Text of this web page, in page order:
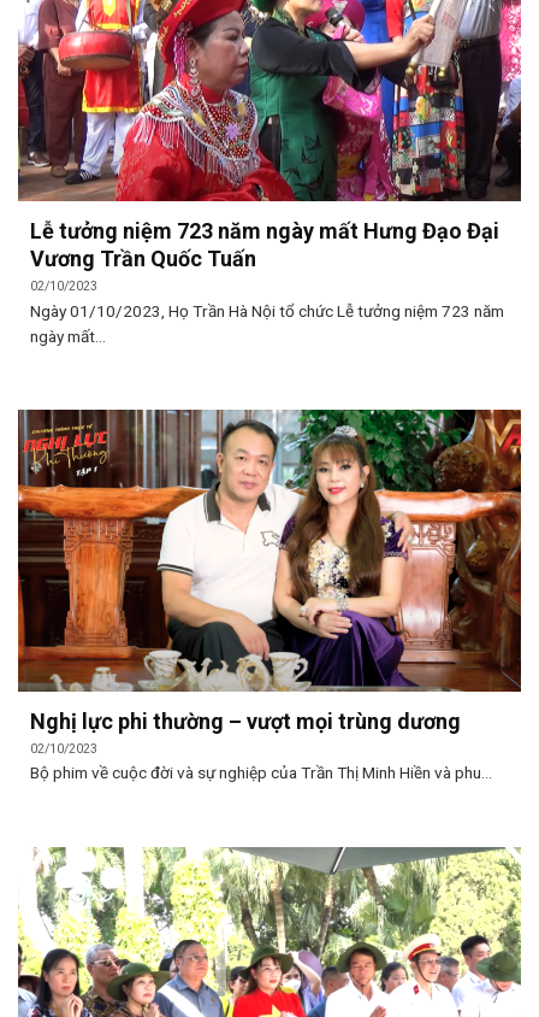
Lễ tưởng niệm 723 năm ngày mất Hưng Đạo Đại
Vương Trần Quốc Tuấn
02/10/2023
Ngày 01/10/2023, Họ Trần Hà Nội tổ chức Lễ tưởng niệm 723 năm
ngày mất...
Nghị lực phi thường – vượt mọi trùng dương
02/10/2023
Bộ phim về cuộc đời và sự nghiệp của Trần Thị Minh Hiền và phu...